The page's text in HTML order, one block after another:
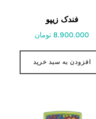
فندک زیپو
8.900.000 تومان
افزودن به سبد خرید